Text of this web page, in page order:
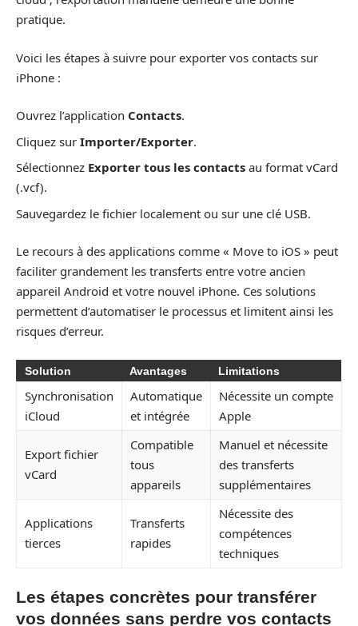
pratique.
Voici les étapes à suivre pour exporter vos contacts sur
iPhone :
Ouvrez l’application Contacts.
Cliquez sur Importer/Exporter.
Sélectionnez Exporter tous les contacts au format vCard
(.vcf).
Sauvegardez le fichier localement ou sur une clé USB.
Le recours à des applications comme « Move to iOS » peut
faciliter grandement les transferts entre votre ancien
appareil Android et votre nouvel iPhone. Ces solutions
permettent d’automatiser le processus et limitent ainsi les
risques d’erreur.
Solution Avantages Limitations
Synchronisation
iCloud
Automatique
et intégrée
Nécessite un compte
Apple
Export fichier
vCard
Compatible
tous
appareils
Manuel et nécessite
des transferts
supplémentaires
Applications
tierces
Transferts
rapides
Nécessite des
compétences
techniques
Les étapes concrètes pour transférer
vos données sans perdre vos contacts